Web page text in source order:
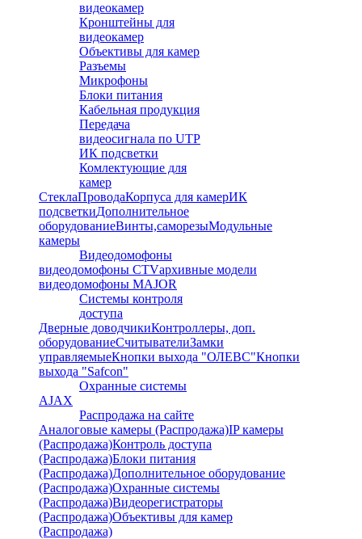
видеокамер
Кронштейны для
видеокамер
Объективы для камер
Разъемы
Микрофоны
Блоки питания
Кабельная продукция
Передача
видеосигнала по UTP
ИК подсветки
Комлектующие для
камер
СтеклаПроводаКорпуса для камерИК
подсветкиДополнительное
оборудованиеВинты,саморезыМодульные
камеры
Видеодомофоны
видеодомофоны CTVархивные модели
видеодомофоны MAJOR
Системы контроля
доступа
Дверные доводчикиКонтроллеры, доп.
оборудованиеСчитывателиЗамки
управляемыеКнопки выхода "ОЛЕВС"Кнопки
выхода "Safcon"
Охранные системы
AJAX
Распродажа на сайте
Аналоговые камеры (Распродажа)IP камеры
(Распродажа)Контроль доступа
(Распродажа)Блоки питания
(Распродажа)Дополнительное оборудование
(Распродажа)Охранные системы
(Распродажа)Видеорегистраторы
(Распродажа)Объективы для камер
(Распродажа)